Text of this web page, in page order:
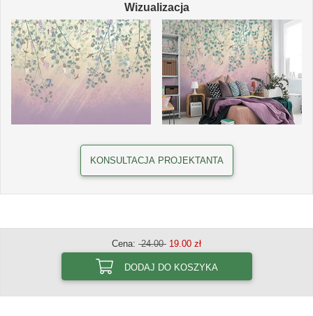
Wizualizacja
KONSULTACJA PROJEKTANTA
Cena: 24.00 19.00 zł
DODAJ DO KOSZYKA